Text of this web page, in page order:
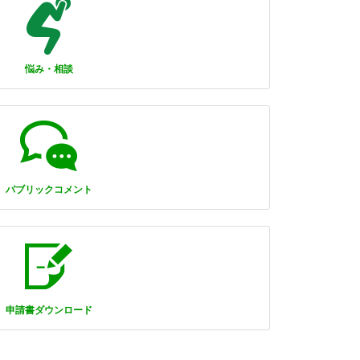
悩み・相談
パブリックコメント
申請書ダウンロード